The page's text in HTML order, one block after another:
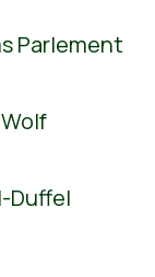
Parlement
Duffel